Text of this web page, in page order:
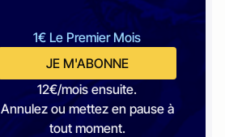
1€ Le Premier Mois
JE M'ABONNE
12€/mois ensuite.
Annulez ou mettez en pause à
tout moment.